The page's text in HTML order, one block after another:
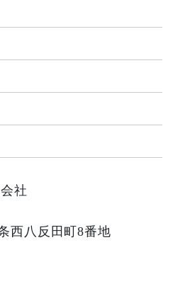
社
西八反田町8番地